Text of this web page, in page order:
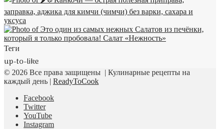
Теги
up-to-like
© 2026 Все права защищены | Кулинарные рецепты на
каждый день | ReadyToCook
Facebook
Twitter
YouTube
Instagram